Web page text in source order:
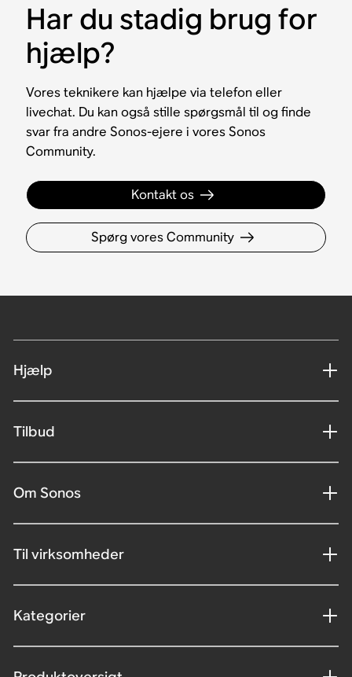
Har du stadig brug for
hjælp?
Vores teknikere kan hjælpe via telefon eller
livechat. Du kan også stille spørgsmål til og finde
svar fra andre Sonos-ejere i vores Sonos
Community.
Kontakt os
Spørg vores Community
Hjælp
Tilbud
Om Sonos
Til virksomheder
Kategorier